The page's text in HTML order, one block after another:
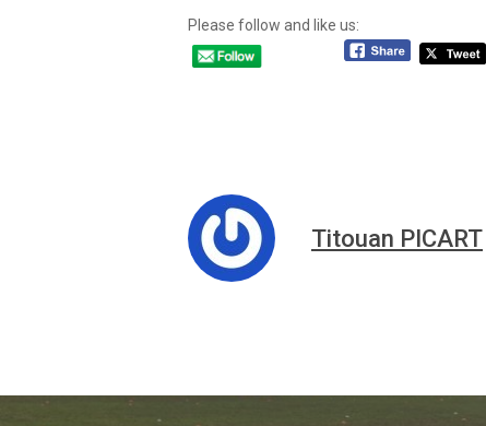
Please follow and like us:
Titouan PICART